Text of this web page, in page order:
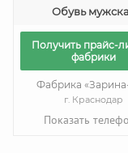
Обувь
Получить прайс-
фабрики
Фабрика
г. Краснодар
Показать